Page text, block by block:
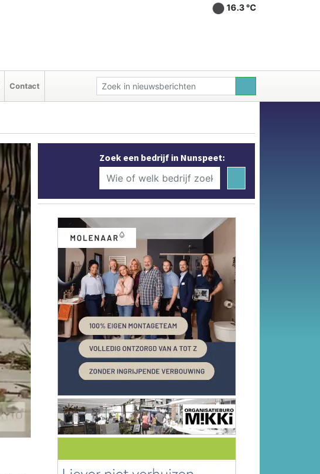
16.3 ℃
Contact
Zoek een bedrijf in Nunspeet: